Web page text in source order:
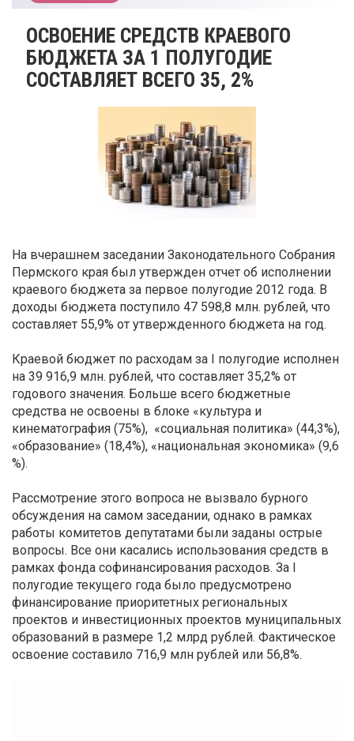
ОСВОЕНИЕ СРЕДСТВ КРАЕВОГО
БЮДЖЕТА ЗА 1 ПОЛУГОДИЕ
СОСТАВЛЯЕТ ВСЕГО 35, 2%
На вчерашнем заседании Законодательного Собрания
Пермского края был утвержден отчет об исполнении
краевого бюджета за первое полугодие 2012 года. В
доходы бюджета поступило 47 598,8 млн. рублей, что
составляет 55,9% от утвержденного бюджета на год.
Краевой бюджет по расходам за I полугодие исполнен
на 39 916,9 млн. рублей, что составляет 35,2% от
годового значения. Больше всего бюджетные
средства не освоены в блоке «культура и
кинематография (75%), «социальная политика» (44,3%),
«образование» (18,4%), «национальная экономика» (9,6
%).
Рассмотрение этого вопроса не вызвало бурного
обсуждения на самом заседании, однако в рамках
работы комитетов депутатами были заданы острые
вопросы. Все они касались использования средств в
рамках фонда софинансирования расходов. За I
полугодие текущего года было предусмотрено
финансирование приоритетных региональных
проектов и инвестиционных проектов муниципальных
образований в размере 1,2 млрд рублей. Фактическое
освоение составило 716,9 млн рублей или 56,8%.